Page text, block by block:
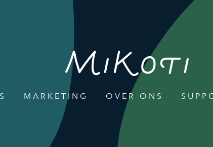
MARKETING OVER ONS